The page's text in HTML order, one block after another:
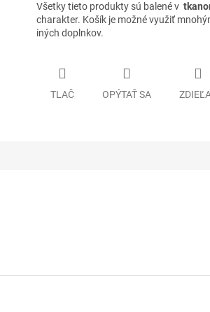
Všetky tieto produkty sú balené v
charakter. Košík je možné využiť
iných doplnkov.
TLAČ OPÝTAŤ SA